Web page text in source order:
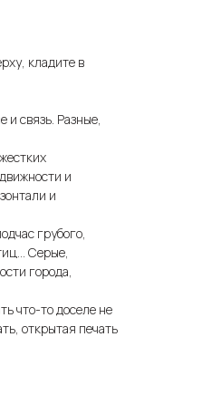
кладите в
и связь. Разные,
и
и
грубого,
Серые,
города,
что-то доселе не
открытая печать